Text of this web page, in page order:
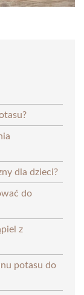
dla dzieci?
do
z
potasu do